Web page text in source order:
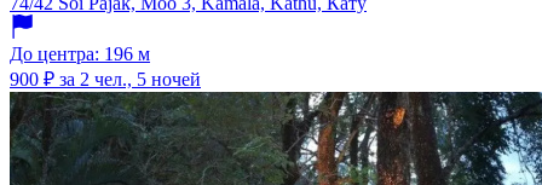
До центра: 196 м
900 ₽ за 2 чел., 5 ночей